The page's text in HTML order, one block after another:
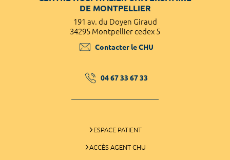
DE MONTPELLIER
191 av. du Doyen Giraud
34295 Montpellier cedex 5
Contacter le CHU
04 67 33 67 33
ESPACE PATIENT
ACCÈS AGENT CHU